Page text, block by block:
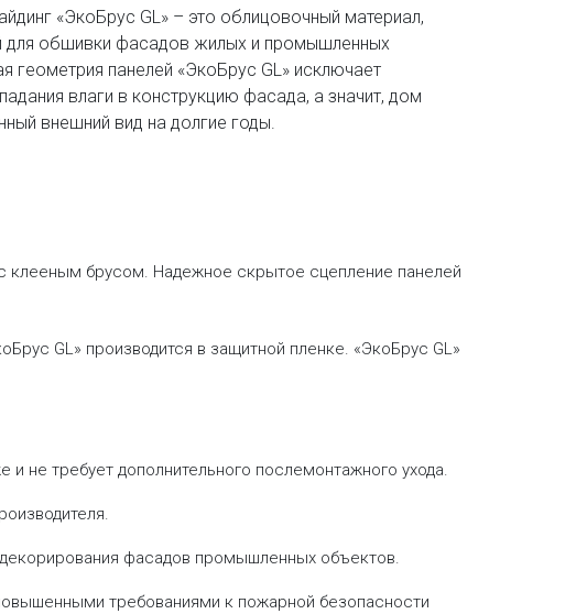
«ЭкоБрус GL» – это облицовочный материал,
для обшивки фасадов жилых и промышленных
геометрия панелей «ЭкоБрус GL» исключает
влаги в конструкцию фасада, а значит, дом
внешний вид на долгие годы.
клееным брусом. Надежное скрытое сцепление панелей
GL» производится в защитной пленке. «ЭкоБрус GL»
не требует дополнительного послемонтажного ухода.
декорирования фасадов промышленных объектов.
требованиями к пожарной безопасности